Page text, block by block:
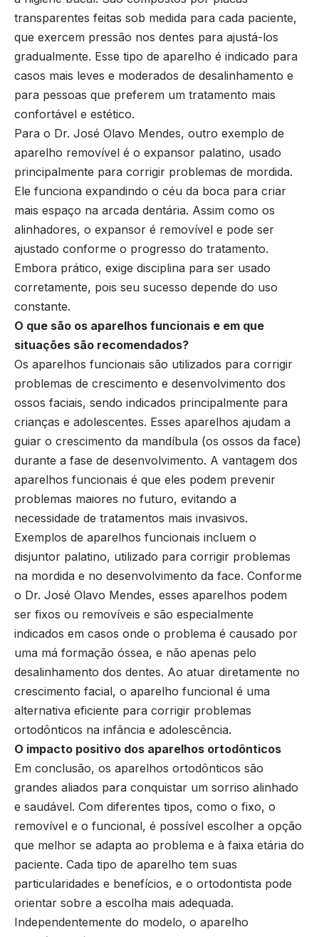
transparentes feitas sob medida para cada paciente,
que exercem pressão nos dentes para ajustá-los
gradualmente. Esse tipo de aparelho é indicado para
casos mais leves e moderados de desalinhamento e
para pessoas que preferem um tratamento mais
confortável e estético.
Para o Dr. José Olavo Mendes, outro exemplo de
aparelho removível é o expansor palatino, usado
principalmente para corrigir problemas de mordida.
Ele funciona expandindo o céu da boca para criar
mais espaço na arcada dentária. Assim como os
alinhadores, o expansor é removível e pode ser
ajustado conforme o progresso do tratamento.
Embora prático, exige disciplina para ser usado
corretamente, pois seu sucesso depende do uso
constante.
O que são os aparelhos funcionais e em que
situações são recomendados?
Os aparelhos funcionais são utilizados para corrigir
problemas de crescimento e desenvolvimento dos
ossos faciais, sendo indicados principalmente para
crianças e adolescentes. Esses aparelhos ajudam a
guiar o crescimento da mandíbula (os ossos da face)
durante a fase de desenvolvimento. A vantagem dos
aparelhos funcionais é que eles podem prevenir
problemas maiores no futuro, evitando a
necessidade de tratamentos mais invasivos.
Exemplos de aparelhos funcionais incluem o
disjuntor palatino, utilizado para corrigir problemas
na mordida e no desenvolvimento da face. Conforme
o Dr. José Olavo Mendes, esses aparelhos podem
ser fixos ou removíveis e são especialmente
indicados em casos onde o problema é causado por
uma má formação óssea, e não apenas pelo
desalinhamento dos dentes. Ao atuar diretamente no
crescimento facial, o aparelho funcional é uma
alternativa eficiente para corrigir problemas
ortodônticos na infância e adolescência.
O impacto positivo dos aparelhos ortodônticos
Em conclusão, os aparelhos ortodônticos são
grandes aliados para conquistar um sorriso alinhado
e saudável. Com diferentes tipos, como o fixo, o
removível e o funcional, é possível escolher a opção
que melhor se adapta ao problema e à faixa etária do
paciente. Cada tipo de aparelho tem suas
particularidades e benefícios, e o ortodontista pode
orientar sobre a escolha mais adequada.
Independentemente do modelo, o aparelho